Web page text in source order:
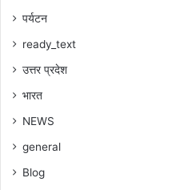
पर्यटन
ready_text
उत्तर प्रदेश
भारत
NEWS
general
Blog